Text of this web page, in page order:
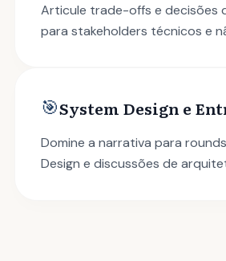
Articule trade-offs e decisões
para stakeholders técnicos e
🎯System Design e
Domine a narrativa para
Design e discussões de